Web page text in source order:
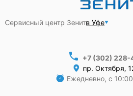
Сервисный центр Зенитв Уфе
+7 (302) 228-
пр. Октября,
Ежедневно, с